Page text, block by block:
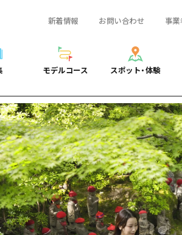
新着情報 お問い合わせ 事
リング
ピング
ツ
ライフ
産
学び・体験
定番
歴史・文化
癒し
自然
モデルコース
公式ガイド
ル
広島市周辺
安芸
備後
備北
芸北
宮島周辺
1
2
スポット・体験
スポット・体験一覧
一覧
め
況のお知らせ
ケット
・配送サービス
広島おもてなしパス
HIROSHIMA FREE
観光案内所
広島県を訪れる外国人
ボランティアガイド
ユニバーサルツーリズ
歴史・文化
自然
芸北
宮島周辺
山口県東部
半日
2泊3日
備後
芸北
宮島周辺
山口県東部
愛媛県
島根県
Wi-Fi
ズム
広島県の魅力を
よくあるご質問
フォトダウン
関連リンク